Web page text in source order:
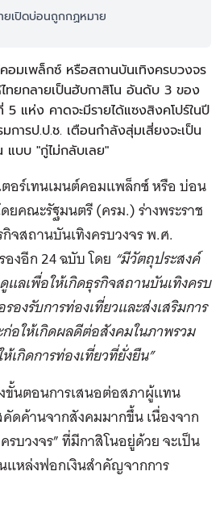
ยเปิดบ่อนถูกกฏหมาย
อมเพล็กซ์ หรือสถานบันเทิงครบวงจร
ทยกลายเป็นฮับกาสิโน อันดับ 3 ของ
5 แห่ง คาดจะมีรายได้แซงสิงคโปร์ในปี
ารป.ป.ช. เตือนกำลังสุ่มเสี่ยงจะเป็น
แบบ "กู่ไม่กลับเลย"
ตอร์เทนเมนต์คอมแพล็กซ์ หรือ บ่อน
คณะรัฐมนตรี (ครม.) ร่างพระราช
สถานบันเทิงครบวงจร พ.ศ.
งอีก 24 ฉบับ โดย “มีวัตถุประสงค์
แลเพื่อให้เกิดธุรกิจสถานบันเทิงครบ
องรับการท่องเที่ยวและส่งเสริมการ
อให้เกิดผลดีต่อสังคมในภาพรวม
เกิดการท่องเที่ยวที่ยั่งยืน”
ขั้นตอนการเสนอต่อสภาผู้แทน
ดค้านจากสังคมมากขึ้น เนื่องจาก
รบวงจร” ที่มีกาสิโนอยู่ด้วย จะเป็น
แหล่งฟอกเงินสำคัญจากการ